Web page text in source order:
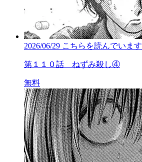
2026/06/29 こちらを読んでいます
第１１０話 ねずみ殺し④
無料